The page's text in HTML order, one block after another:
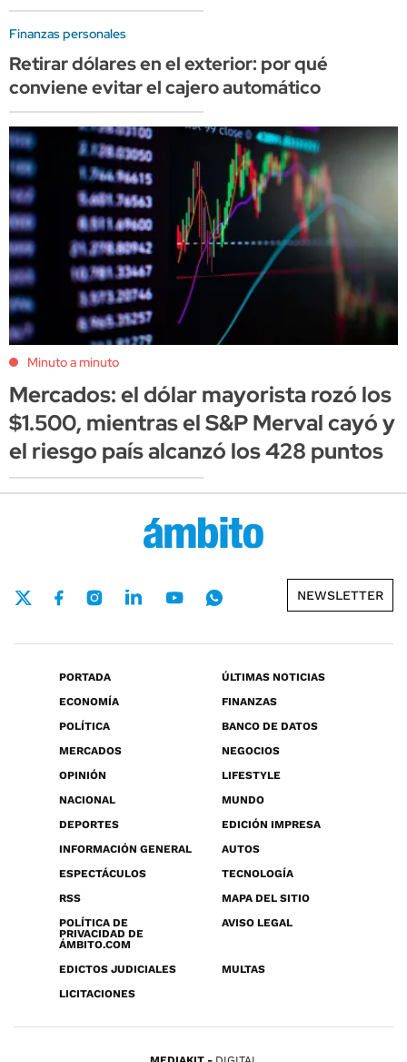
Finanzas personales
Retirar dólares en el exterior: por qué
conviene evitar el cajero automático
Minuto a minuto
Mercados: el dólar mayorista rozó los
$1.500, mientras el S&P Merval cayó y
el riesgo país alcanzó los 428 puntos
NEWSLETTER
PORTADA
ÚLTIMAS NOTICIAS
ECONOMÍA
FINANZAS
POLÍTICA
BANCO DE DATOS
MERCADOS
NEGOCIOS
OPINIÓN
LIFESTYLE
NACIONAL
MUNDO
DEPORTES
EDICIÓN IMPRESA
INFORMACIÓN GENERAL
AUTOS
ESPECTÁCULOS
TECNOLOGÍA
RSS
MAPA DEL SITIO
POLÍTICA DE
PRIVACIDAD DE
ÁMBITO.COM
AVISO LEGAL
EDICTOS JUDICIALES
MULTAS
LICITACIONES